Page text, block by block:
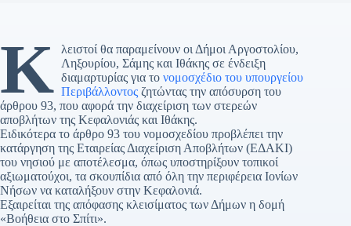
Κ λειστοί θα παραμείνουν οι Δήμοι Αργοστολίου,
Ληξουρίου, Σάμης και Ιθάκης σε ένδειξη
διαμαρτυρίας για το νομοσχέδιο του υπουργείου
Περιβάλλοντοςζητώντας την απόσυρση του
άρθρου 93, που αφορά την διαχείριση των στερεών
αποβλήτων της Κεφαλονιάς και Ιθάκης.
Ειδικότερα το άρθρο 93 του νομοσχεδίου προβλέπει την
κατάργηση της Εταιρείας Διαχείριση Αποβλήτων (ΕΔΑΚΙ)
του νησιού με αποτέλεσμα, όπως υποστηρίξουν τοπικοί
αξιωματούχοι, τα σκουπίδια από όλη την περιφέρεια Ιονίων
Νήσων να καταλήξουν στην Κεφαλονιά.
Εξαιρείται της απόφασης κλεισίματος των Δήμων η δομή
«Βοήθεια στο Σπίτι».